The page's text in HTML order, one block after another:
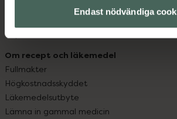
Endast nödvändiga
Köpvillkor
Om recept och läkemedel
Fullmakter
Högkostnadsskyddet
Läkemedelsutbyte
Lämna in gammal medicin